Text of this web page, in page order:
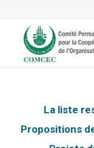
La liste
Propositions